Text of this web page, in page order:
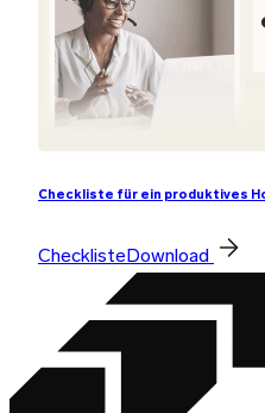
Checkliste für ein produktives
Checkliste Download